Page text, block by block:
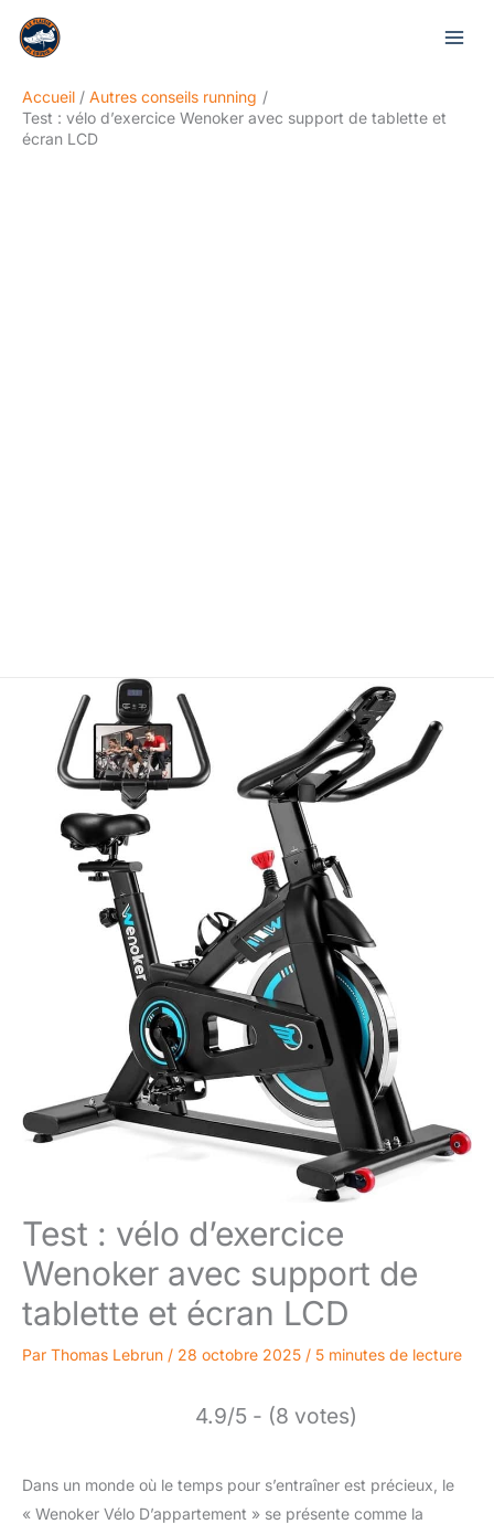
Accueil
Autres conseils running
Test : vélo d’exercice Wenoker avec support de tablette et
écran LCD
Test : vélo d’exercice
Wenoker avec support de
tablette et écran LCD
Par Thomas Lebrun / 28 octobre 2025 / 5 minutes de lecture
4.9/5 - (8 votes)
Dans un monde où le temps pour s’entraîner est précieux, le
« Wenoker Vélo D’appartement » se présente comme la
Rechercher